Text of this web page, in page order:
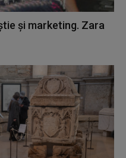
și marketing. Zara